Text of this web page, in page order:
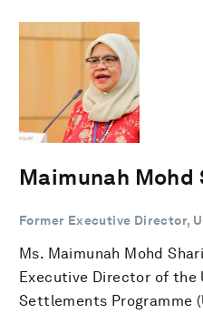
Maimunah Mohd
Former Executive Director,
Ms. Maimunah Mohd
Executive Director of the
Settlements Programme